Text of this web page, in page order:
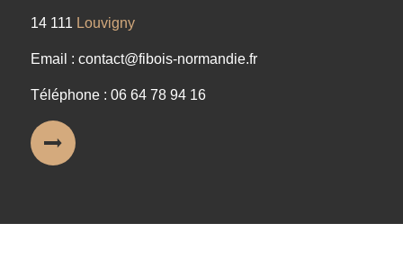
14 111 Louvigny
Email : contact@fibois-normandie.fr
Téléphone : 06 64 78 94 16